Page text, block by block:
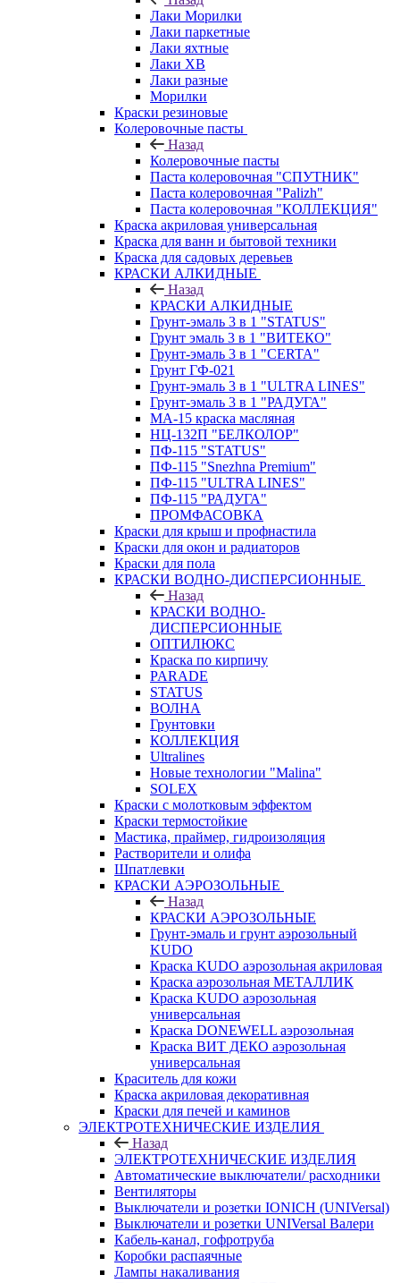
Лаки Морилки
Лаки паркетные
Лаки яхтные
Лаки ХВ
Лаки разные
Морилки
Краски резиновые
Колеровочные пасты
Назад
Колеровочные пасты
Паста колеровочная "СПУТНИК"
Паста колеровочная "Palizh"
Паста колеровочная "КОЛЛЕКЦИЯ"
Краска акриловая универсальная
Краска для ванн и бытовой техники
Краска для садовых деревьев
КРАСКИ АЛКИДНЫЕ
Назад
КРАСКИ АЛКИДНЫЕ
Грунт-эмаль 3 в 1 "STATUS"
Грунт эмаль 3 в 1 "ВИТЕКО"
Грунт-эмаль 3 в 1 "CERTA"
Грунт ГФ-021
Грунт-эмаль 3 в 1 "ULTRA LINES"
Грунт-эмаль 3 в 1 "РАДУГА"
МА-15 краска масляная
НЦ-132П "БЕЛКОЛОР"
ПФ-115 "STATUS"
ПФ-115 "Snezhna Premium"
ПФ-115 "ULTRA LINES"
ПФ-115 "РАДУГА"
ПРОМФАСОВКА
Краски для крыш и профнастила
Краски для окон и радиаторов
Краски для пола
КРАСКИ ВОДНО-ДИСПЕРСИОННЫЕ
Назад
КРАСКИ ВОДНО-
ДИСПЕРСИОННЫЕ
ОПТИЛЮКС
Краска по кирпичу
PARADE
STATUS
ВОЛНА
Грунтовки
КОЛЛЕКЦИЯ
Ultralines
Новые технологии "Malina"
SOLEX
Краски с молотковым эффектом
Краски термостойкие
Мастика, праймер, гидроизоляция
Растворители и олифа
Шпатлевки
КРАСКИ АЭРОЗОЛЬНЫЕ
Назад
КРАСКИ АЭРОЗОЛЬНЫЕ
Грунт-эмаль и грунт аэрозольный
KUDO
Краска KUDO аэрозольная акриловая
Краска аэрозольная МЕТАЛЛИК
Краска KUDO аэрозольная
универсальная
Краска DONEWELL аэрозольная
Краска ВИТ ДЕКО аэрозольная
универсальная
Краситель для кожи
Краска акриловая декоративная
Краски для печей и каминов
ЭЛЕКТРОТЕХНИЧЕСКИЕ ИЗДЕЛИЯ
Назад
ЭЛЕКТРОТЕХНИЧЕСКИЕ ИЗДЕЛИЯ
Автоматические выключатели/ расходники
Вентиляторы
Выключатели и розетки IONICH (UNIVersal)
Выключатели и розетки UNIVersal Валери
Кабель-канал, гофротруба
Коробки распаячные
Лампы накаливания